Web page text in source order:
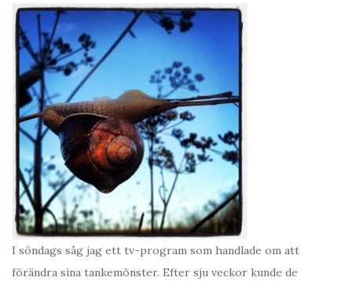
I söndags såg jag ett tv-program som handlade om att
förändra sina tankemönster. Efter sju veckor kunde de